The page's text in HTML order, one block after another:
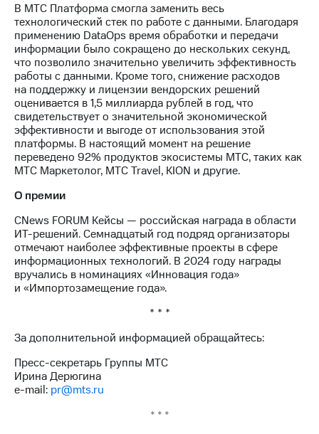
Корпоративный
секретарь
Раскрытие
информации
Информация
акционерам
Документы
ПАО
"МТС"
Собрания
акционеров
Личный
кабинет
акционера
капитал
Контроль
и
аудит
Рынок
акций
приобретения
выкупа
акций
Дивиденды
В МТС Платформа смогла заменить весь
технологический стек по работе с данными. Благодаря
применению DataOps время обработки и передачи
информации было сокращено до нескольких секунд,
что позволило значительно увеличить эффективность
работы с данными. Кроме того, снижение расходов
на поддержку и лицензии вендорских решений
оценивается в 1,5 миллиарда рублей в год, что
свидетельствует о значительной экономической
эффективности и выгоде от использования этой
платформы. В настоящий момент на решение
переведено 92% продуктов экосистемы МТС, таких как
МТС Маркетолог, МТС Travel, KION и другие.
O премии
CNews FORUM Кейсы — российская награда в области
ИТ-решений. Семнадцатый год подряд организаторы
отмечают наиболее эффективные проекты в сфере
информационных технологий. В 2024 году награды
вручались в номинациях «Инновация года»
и «Импортозамещение года».
* * *
За дополнительной информацией обращайтесь:
Пресс-секретарь Группы МТС
Ирина Дерюгина
e-mail: pr@mts.ru
* * *